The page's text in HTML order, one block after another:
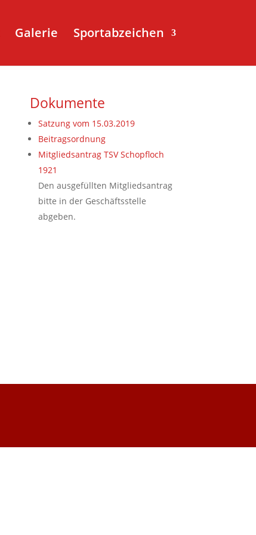
Galerie Sportabzeichen
Dokumente
Satzung vom 15.03.2019
Beitragsordnung
Mitgliedsantrag TSV Schopfloch
1921
Den ausgefüllten Mitgliedsantrag
bitte in der Geschäftsstelle
abgeben.